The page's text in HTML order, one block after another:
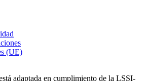
(UE)
adaptada en cumplimiento de la LSSI-